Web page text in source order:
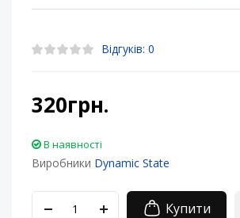
Відгуків: 0
320грн.
В наявності
Виробники Dynamic State
Купити